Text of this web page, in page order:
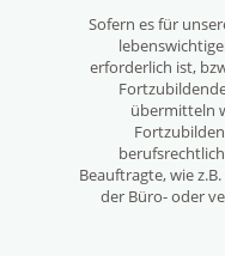
Sofern es für
erforderlich ist,
übermitteln
Beauftragte, wie
der Büro- oder